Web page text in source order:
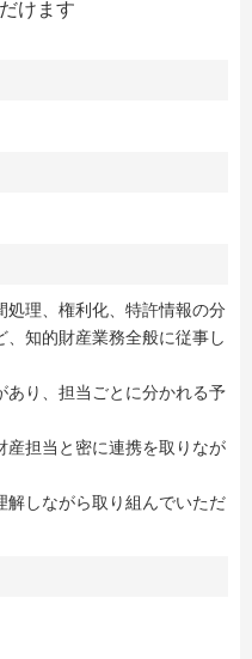
けます
処理、権利化、特許情報の分
知的財産業務全般に従事し
り、担当ごとに分かれる予
担当と密に連携を取りなが
解しながら取り組んでいただ